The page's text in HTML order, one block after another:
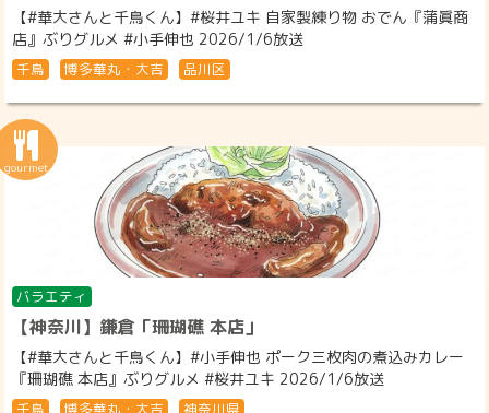
【#華大さんと千鳥くん】#桜井ユキ 自家製練り物 おでん『蒲眞商
店』ぶりグルメ #小手伸也 2026/1/6放送
千鳥 博多華丸・大吉 品川区
バラエティ
【神奈川】鎌倉「珊瑚礁 本店」
【#華大さんと千鳥くん】#小手伸也 ポーク三枚肉の煮込みカレー
『珊瑚礁 本店』ぶりグルメ #桜井ユキ 2026/1/6放送
千鳥 博多華丸・大吉 神奈川県